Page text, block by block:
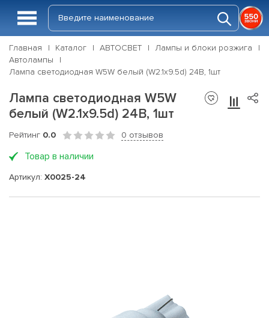
Главная Каталог АВТОСВЕТ
Лампы и блоки розжига
Автолампы
Лампа светодиодная W5W белый (W2.1x9.5d) 24В, 1шт
Лампа светодиодная W5W
белый (W2.1x9.5d) 24В, 1шт
Рейтинг 0.0 0 отзывов
Товар в наличии
Артикул: X0025-24